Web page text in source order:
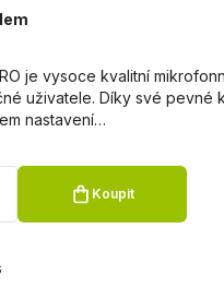
je vysoce kvalitní
uživatele. Díky své pevné
nastavení…
Koupit